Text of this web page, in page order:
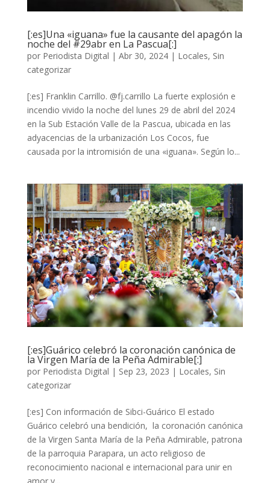
[:es]Una «iguana» fue la causante del apagón la
noche del #29abr en La Pascua[:]
por Periodista Digital | Abr 30, 2024| Locales, Sin
categorizar
[:es] Franklin Carrillo. @fj.carrillo La fuerte explosión e
incendio vivido la noche del lunes 29 de abril del 2024
en la Sub Estación Valle de la Pascua, ubicada en las
adyacencias de la urbanización Los Cocos, fue
causada por la intromisión de una «iguana». Según lo...
[:es]Guárico celebró la coronación canónica de
la Virgen María de la Peña Admirable[:]
por Periodista Digital | Sep 23, 2023 | Locales, Sin
categorizar
[:es] Con información de Sibci-Guárico El estado
Guárico celebró una bendición, la coronación canónica
de la Virgen Santa María de la Peña Admirable, patrona
de la parroquia Parapara, un acto religioso de
reconocimiento nacional e internacional para unir en